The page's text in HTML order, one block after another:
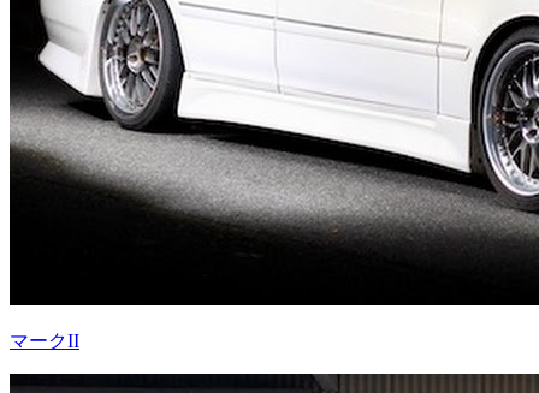
マークII